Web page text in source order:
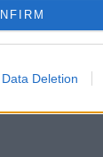
Data Deletion